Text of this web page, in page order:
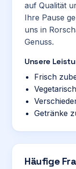
auf Qualität
Ihre Pause
uns in
Genuss.
Unsere
Frisch
Getränke
Häufige